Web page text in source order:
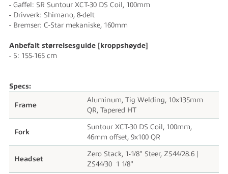
- Gaffel: SR Suntour XCT-30 DS Coil, 100mm
- Drivverk: Shimano, 8-delt
- Bremser: C-Star mekaniske, 160mm
Anbefalt størrelsesguide [kroppshøyde]
- S: 155-165 cm
Specs:
Frame
Aluminum, Tig Welding, 10x135mm
QR, Tapered HT
Fork
Suntour XCT-30 DS Coil, 100mm,
46mm offset, 9x100 QR
Headset
Zero Stack, 1-1/8" Steer, ZS44/28.6 |
ZS44/30 1 1/8"